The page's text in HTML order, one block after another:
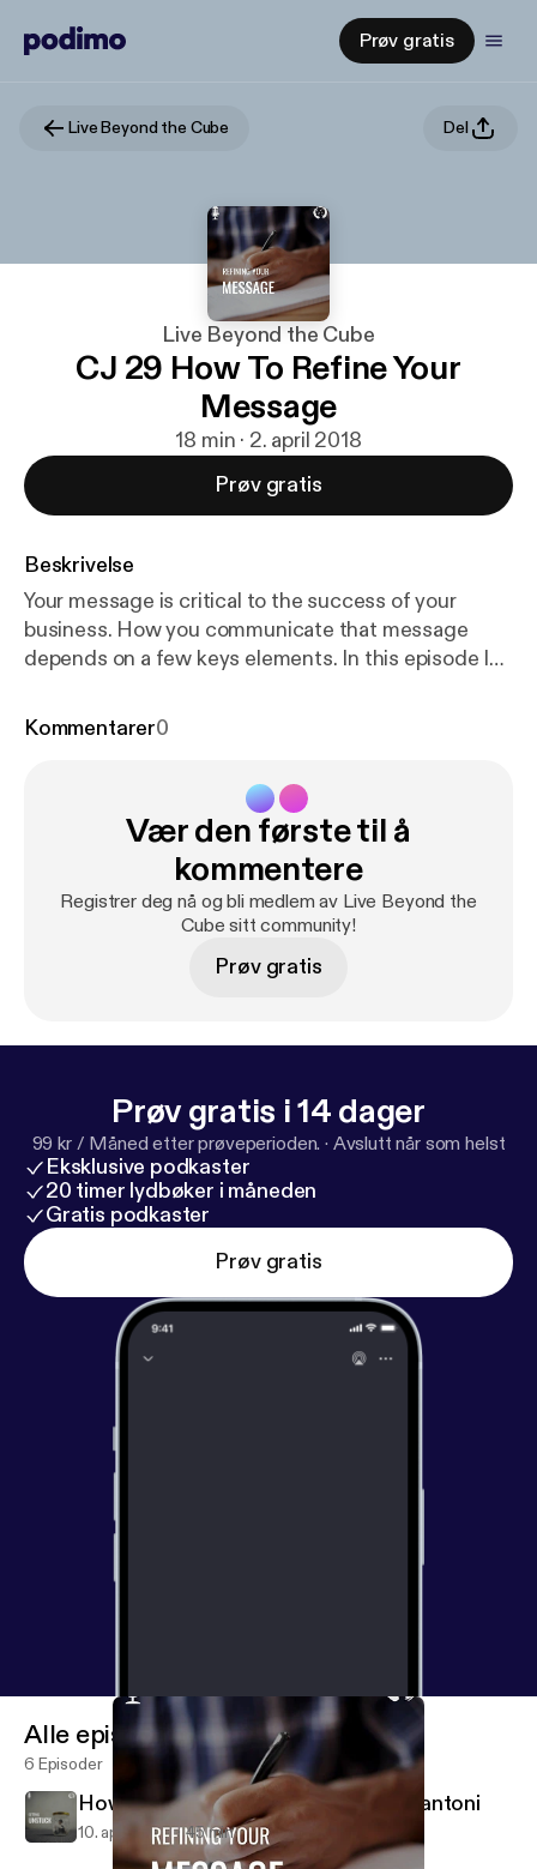
Prøv gratis
Live Beyond the Cube Del
Live Beyond the Cube
CJ 29 How To Refine Your
Message
18 min · 2. april 2018
Prøv gratis
Beskrivelse
Your message is critical to the success of your
business. How you communicate that message
depends on a few keys elements. In this episode I
your message so that it resonates with your
Kommentarer0
Vær den første til å
kommentere
Registrer deg nå og bli medlem av Live Beyond the
Cube sitt community!
Prøv gratis
Prøv gratis i 14 dager
99 kr / Måned etter prøveperioden. · Avslutt når som helst
Eksklusive podkaster
20 timer lydbøker i måneden
Gratis podkaster
Prøv gratis
Alle episoder
6 Episoder
How To Get Unstuck with Karin Bellantoni
10. april 2018 45 min